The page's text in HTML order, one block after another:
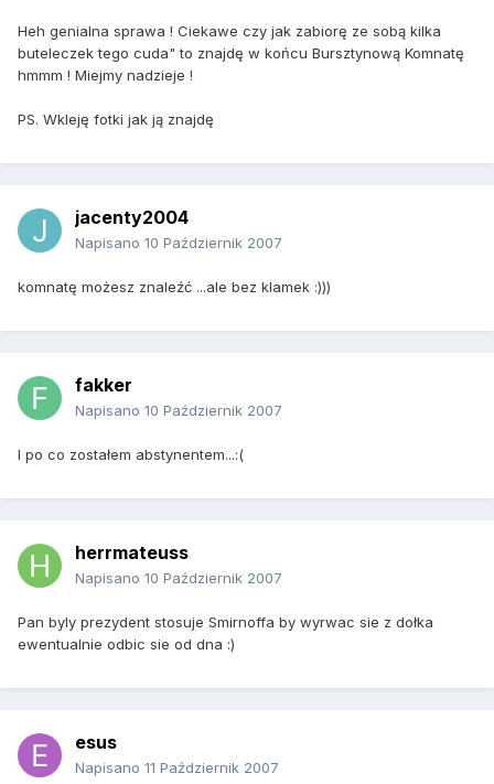
Heh genialna sprawa ! Ciekawe czy jak zabiorę ze sobą kilka
buteleczek tego cuda" to znajdę w końcu Bursztynową Komnatę
hmmm ! Miejmy nadzieje !
PS. Wkleję fotki jak ją znajdę
jacenty2004
Napisano 10 Październik 2007
komnatę możesz znaleźć ...ale bez klamek :)))
fakker
Napisano 10 Październik 2007
I po co zostałem abstynentem...:(
herrmateuss
Napisano 10 Październik 2007
Pan byly prezydent stosuje Smirnoffa by wyrwac sie z dołka
ewentualnie odbic sie od dna :)
esus
Napisano 11 Październik 2007